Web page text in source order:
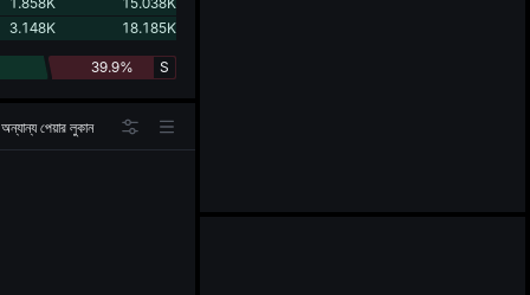
অন্যান্য পেয়ার লুকান
3.148K 18.185K
39.9% S